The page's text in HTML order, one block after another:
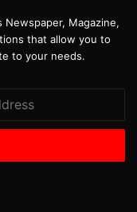
Newspaper, Magazine,
that allow you to
to your needs.